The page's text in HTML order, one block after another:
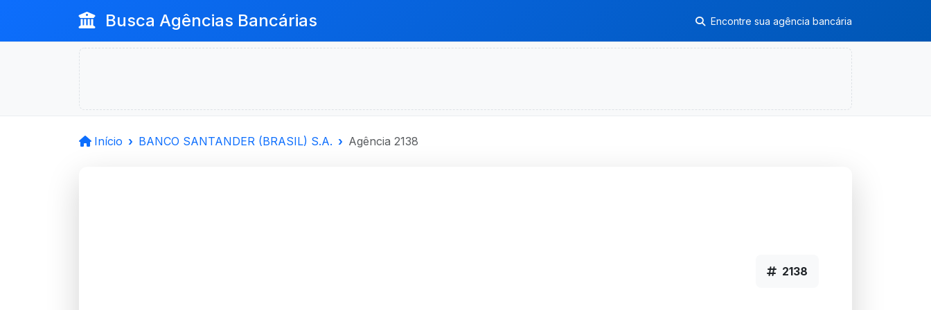
Busca Agências Bancárias Encontre sua agência bancária
Início BANCO SANTANDER (BRASIL) S.A. Agência 2138
2138